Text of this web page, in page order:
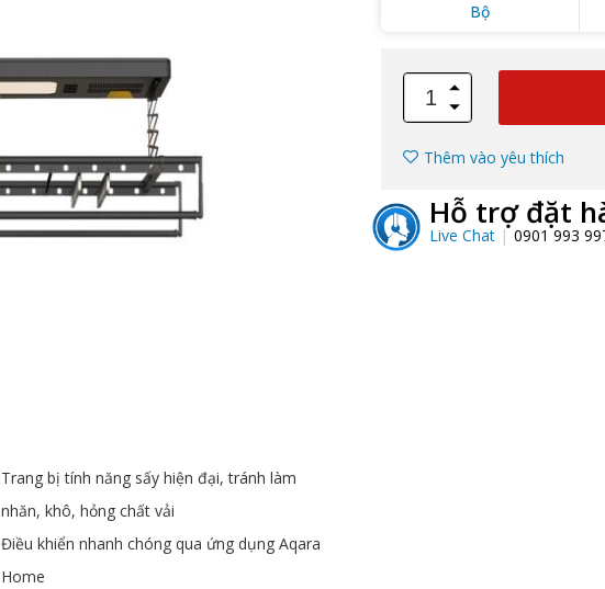
Trang bị tính năng sấy hiện đại, tránh làm
nhăn, khô, hỏng chất vải
Điều khiển nhanh chóng qua ứng dụng Aqara
Home
Bộ
Thêm vào yêu thích
Hỗ trợ đặt
Live Chat 0901 993